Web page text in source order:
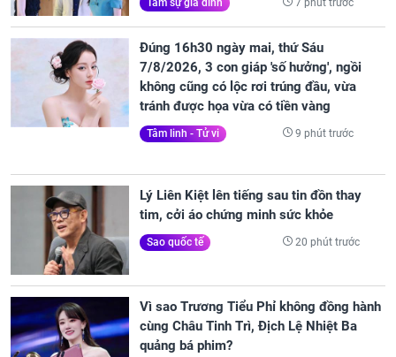
Tâm sự gia đình 7 phút trước
Đúng 16h30 ngày mai, thứ Sáu
7/8/2026, 3 con giáp 'số hưởng', ngồi
không cũng có lộc rơi trúng đầu, vừa
tránh được họa vừa có tiền vàng
Tâm linh - Tử vi 9 phút trước
Lý Liên Kiệt lên tiếng sau tin đồn thay
tim, cởi áo chứng minh sức khỏe
Sao quốc tế 20 phút trước
Vì sao Trương Tiểu Phỉ không đồng hành
cùng Châu Tinh Trì, Địch Lệ Nhiệt Ba
quảng bá phim?